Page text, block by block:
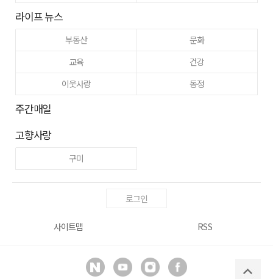
라이프 뉴스
부동산
문화
교육
건강
이웃사랑
동정
주간매일
고향사랑
구미
로그인
사이트맵 RSS